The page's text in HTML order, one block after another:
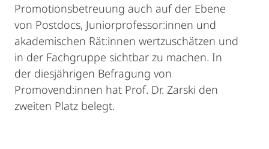
Promotionsbetreuung auch auf der Ebene
von Postdocs, Juniorprofessor:innen und
akademischen Rät:innen wertzuschätzen und
in der Fachgruppe sichtbar zu machen. In
der diesjährigen Befragung von
Promovend:innen hat Prof. Dr. Zarski den
zweiten Platz belegt.